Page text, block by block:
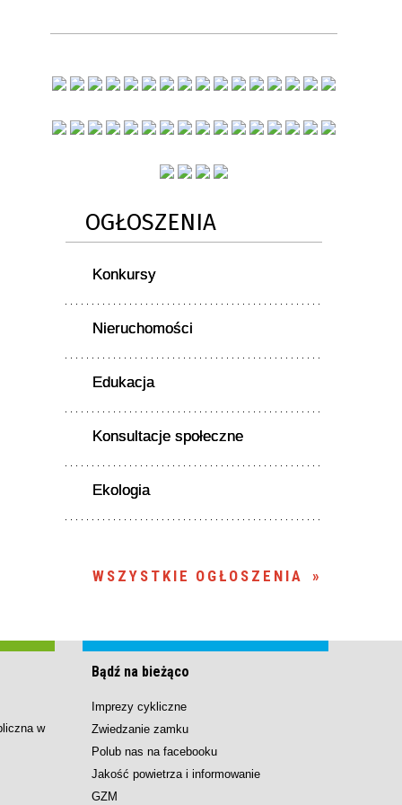
OGŁOSZENIA
Konkursy
Nieruchomości
Edukacja
Konsultacje społeczne
Ekologia
WSZYSTKIE OGŁOSZENIA
w
Bądź na bieżąco
Imprezy cykliczne
Zwiedzanie zamku
Polub nas na facebooku
Jakość powietrza i informowanie
GZM